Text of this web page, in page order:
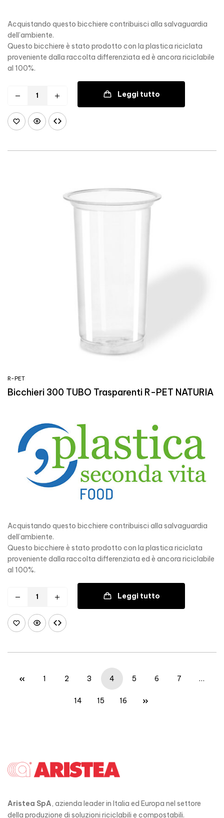
Acquistando questo bicchiere contribuisci alla salvaguardia
dell’ambiente.
Questo bicchiere è stato prodotto con la plastica riciclata
proveniente dalla raccolta differenziata ed è ancora riciclabile
al 100%.
Leggi tutto
R-PET
Bicchieri 300 TUBO Trasparenti R-PET NATURIA
Acquistando questo bicchiere contribuisci alla salvaguardia
dell’ambiente.
Questo bicchiere è stato prodotto con la plastica riciclata
proveniente dalla raccolta differenziata ed è ancora riciclabile
al 100%.
Leggi tutto
1 2 3 4 5 6 7 …
14 15 16
Aristea SpA, azienda leader in Italia ed Europa nel settore
della produzione di soluzioni riciclabili e compostabili.